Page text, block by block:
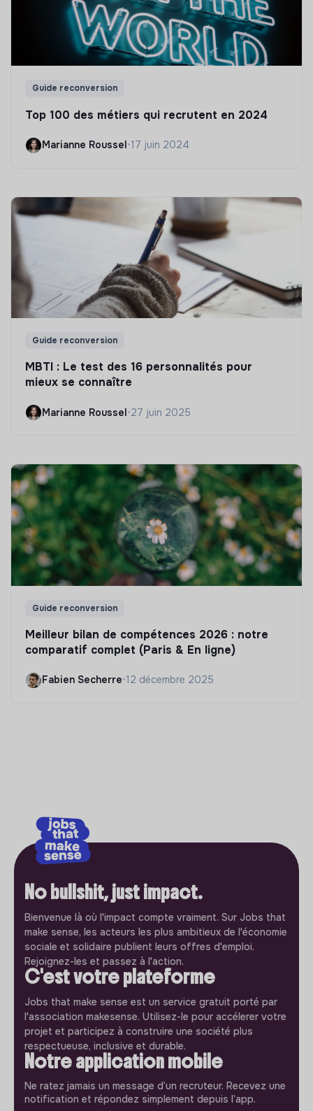
Guide reconversion
Top 100 des métiers qui recrutent en 2024
Marianne Roussel•17 juin 2024
Guide reconversion
MBTI : Le test des 16 personnalités pour
mieux se connaître
Marianne Roussel•27 juin 2025
Guide reconversion
Meilleur bilan de compétences 2026 : notre
comparatif complet (Paris & En ligne)
Fabien Secherre•12 décembre 2025
No bullshit, just impact.
Bienvenue là où l'impact compte vraiment. Sur Jobs that
make sense, les acteurs les plus ambitieux de l'économie
sociale et solidaire publient leurs offres d'emploi.
Rejoignez-les et passez à l'action.
C'est votre plateforme
Jobs that make sense est un service gratuit porté par
l'association makesense. Utilisez-le pour accélerer votre
projet et participez à construire une société plus
respectueuse, inclusive et durable.
Notre application mobile
Ne ratez jamais un message d’un recruteur. Recevez une
notification et répondez simplement depuis l’app.